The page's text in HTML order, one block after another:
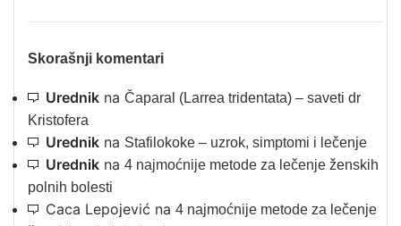
Skorašnji komentari
Urednik na Čaparal (Larrea tridentata) – saveti dr
Kristofera
Urednik na Stafilokoke – uzrok, simptomi i lečenje
Urednik na 4 najmoćnije metode za lečenje ženskih
polnih bolesti
Caca Lepojević na 4 najmoćnije metode za lečenje